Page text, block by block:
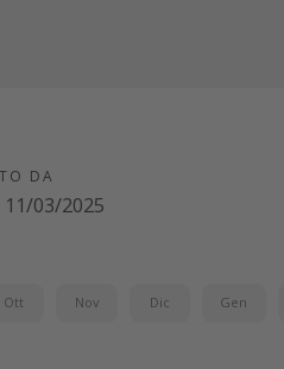
DA
11/03/2025
Ott Nov Dic Gen